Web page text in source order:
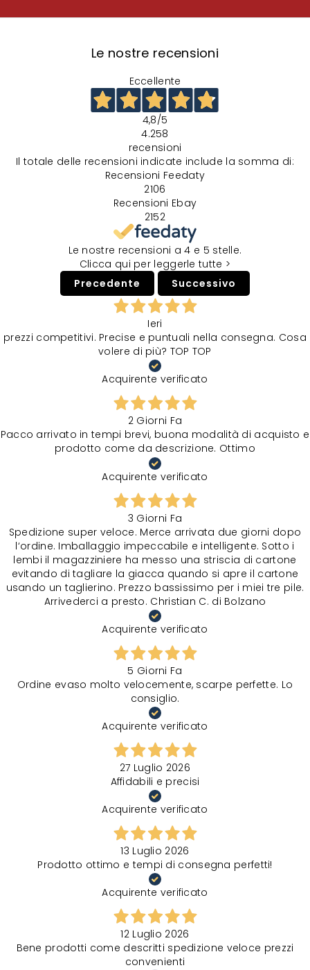
Le nostre recensioni
Eccellente
4,8/5
4.258
recensioni
Il totale delle recensioni indicate include la somma di:
Recensioni Feedaty
2106
Recensioni Ebay
2152
Le nostre recensioni a 4 e 5 stelle.
Clicca qui per leggerle tutte >
Precedente
Successivo
Ieri
prezzi competitivi. Precise e puntuali nella consegna. Cosa
volere di più? TOP TOP
Acquirente verificato
2 Giorni Fa
Pacco arrivato in tempi brevi, buona modalità di acquisto e
prodotto come da descrizione. Ottimo
Acquirente verificato
3 Giorni Fa
Spedizione super veloce. Merce arrivata due giorni dopo
l‘ordine. Imballaggio impeccabile e intelligente. Sotto i
lembi il magazziniere ha messo una striscia di cartone
evitando di tagliare la giacca quando si apre il cartone
usando un taglierino. Prezzo bassissimo per i miei tre pile.
Arrivederci a presto. Christian C. di Bolzano
Acquirente verificato
5 Giorni Fa
Ordine evaso molto velocemente, scarpe perfette. Lo
consiglio.
Acquirente verificato
27 Luglio 2026
Affidabili e precisi
Acquirente verificato
13 Luglio 2026
Prodotto ottimo e tempi di consegna perfetti!
Acquirente verificato
12 Luglio 2026
Bene prodotti come descritti spedizione veloce prezzi
convenienti